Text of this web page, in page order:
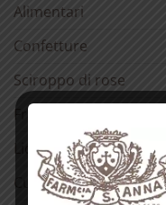
Alimentari
Confetture
Sciroppo di rose
Fragranze del Carmelo
Liquori
Cura della pelle